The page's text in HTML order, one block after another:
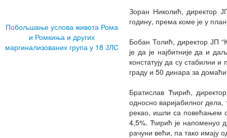
Зоран Николић, директор
годину, према коме је у
Бобан Толић, директор ЈП
је да је најбитније да и
констатују да су стабилни
граду и 50 динара за
Братислав Ћирић,
односно варијабилног дела,
рекао, ишли са повећањем
4,5%. Ћирић је напоменуо
рачуни већи, па тако имају
Побољшање услова живота Рома
и Ромкиња и других
маргинализованих група у 18 ЈЛС